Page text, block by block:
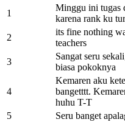
1
Minggu ini tugas
karena rank ku
2
its fine nothing
teachers
3
Sangat seru
biasa pokoknya
4
Kemaren aku
bangetttt.
huhu T-T
5
Seru banget